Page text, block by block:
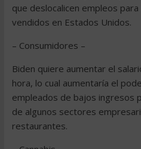
que deslocalicen empleos
vendidos en Estados Unidos.
– Consumidores –
Biden quiere aumentar el
hora, lo cual aumentaría el
empleados de bajos ingresos
de algunos sectores
restaurantes.